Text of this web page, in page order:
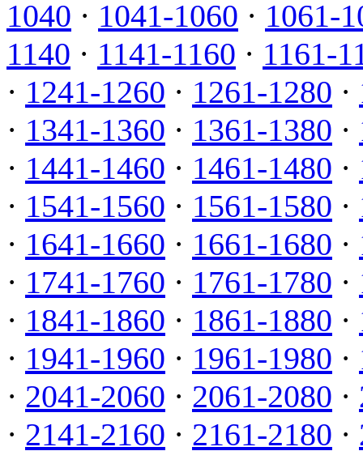
1040 · 1041-1060 · 1061-
1140 · 1141-1160 · 1161-
· 1241-1260 · 1261-1280 ·
· 1341-1360 · 1361-1380 ·
· 1441-1460 · 1461-1480 ·
· 1541-1560 · 1561-1580 ·
· 1641-1660 · 1661-1680 ·
· 1741-1760 · 1761-1780 ·
· 1841-1860 · 1861-1880 ·
· 1941-1960 · 1961-1980 ·
· 2041-2060 · 2061-2080 ·
· 2141-2160 · 2161-2180 ·